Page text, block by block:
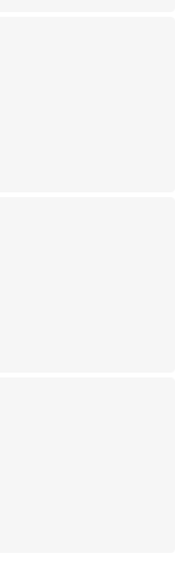
nosaltres